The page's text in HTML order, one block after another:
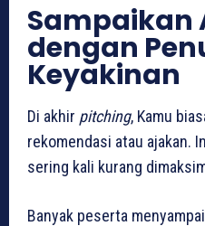
Sampaikan
dengan
Keyakinan
Di akhir pitching, Kamu
rekomendasi atau ajakan.
sering kali kurang
Banyak peserta